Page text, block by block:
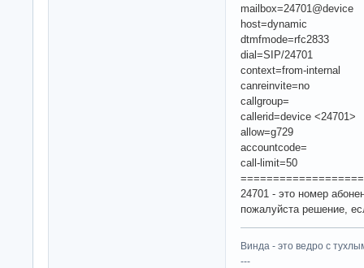
mailbox=24701@device
host=dynamic
dtmfmode=rfc2833
dial=SIP/24701
context=from-internal
canreinvite=no
callgroup=
callerid=device <24701>
allow=g729
accountcode=
call-limit=50
24701 - это номер
пожалуйста решение,
Винда - это ведро с
---